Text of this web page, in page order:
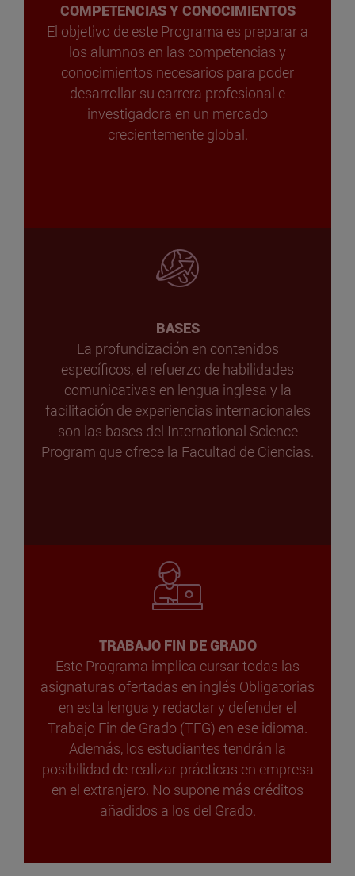
COMPETENCIAS Y CONOCIMIENTOS
El objetivo de este Programa es preparar a
los alumnos en las competencias y
conocimientos necesarios para poder
desarrollar su carrera profesional e
investigadora en un mercado
crecientemente global.
BASES
La profundización en contenidos
específicos, el refuerzo de habilidades
comunicativas en lengua inglesa y la
facilitación de experiencias internacionales
son las bases del International Science
Program que ofrece la Facultad de Ciencias.
TRABAJO FIN DE GRADO
Este Programa implica cursar todas las
asignaturas ofertadas en inglés Obligatorias
en esta lengua y redactar y defender el
Trabajo Fin de Grado (TFG) en ese idioma.
Además, los estudiantes tendrán la
posibilidad de realizar prácticas en empresa
en el extranjero. No supone más créditos
añadidos a los del Grado.